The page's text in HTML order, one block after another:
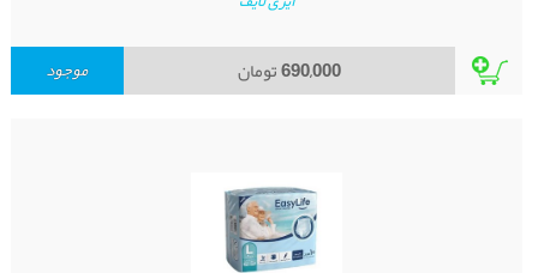
690,000تومان موجود